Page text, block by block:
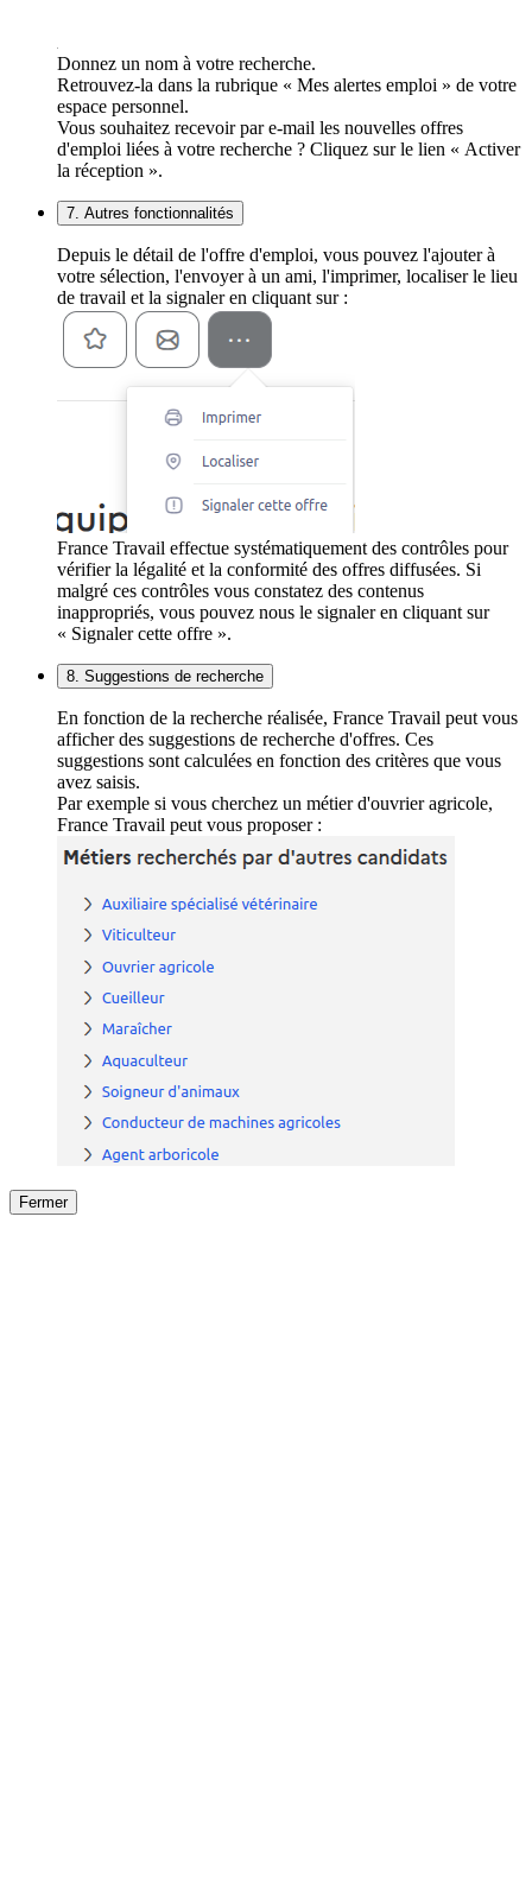
Donnez un nom à votre recherche.
Retrouvez-la dans la rubrique « Mes alertes emploi » de votre
espace personnel.
Vous souhaitez recevoir par e-mail les nouvelles offres
d'emploi liées à votre recherche ? Cliquez sur le lien « Activer
la réception ».
7. Autres fonctionnalités
Depuis le détail de l'offre d'emploi, vous pouvez l'ajouter à
votre sélection, l'envoyer à un ami, l'imprimer, localiser le lieu
de travail et la signaler en cliquant sur :
France Travail effectue systématiquement des contrôles pour
vérifier la légalité et la conformité des offres diffusées. Si
malgré ces contrôles vous constatez des contenus
inappropriés, vous pouvez nous le signaler en cliquant sur
« Signaler cette offre ».
8. Suggestions de recherche
En fonction de la recherche réalisée, France Travail peut vous
afficher des suggestions de recherche d'offres. Ces
suggestions sont calculées en fonction des critères que vous
avez saisis.
Par exemple si vous cherchez un métier d'ouvrier agricole,
France Travail peut vous proposer :
Fermer